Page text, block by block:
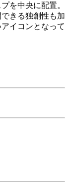
を中央に配置。
きる独創性も加
イコンとなって